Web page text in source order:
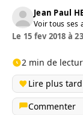
Jean Paul
Voir tous ses
Le 15 fev 2018 à
2 min de
Lire plus tard
Commenter